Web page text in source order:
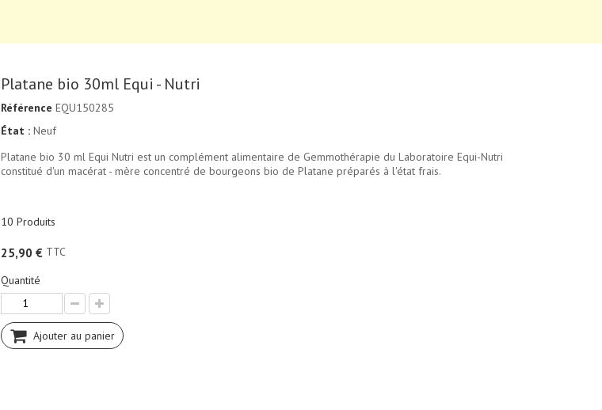
Platane bio 30ml Equi - Nutri
Référence EQU150285
État : Neuf
Platane bio 30 ml Equi Nutri est un complément alimentaire de Gemmothérapie du Laboratoire Equi-Nutri
constitué d'un macérat - mère concentré de bourgeons bio de Platane préparés à l'état frais.
10 Produits
25,90 € TTC
Quantité
Ajouter au panier